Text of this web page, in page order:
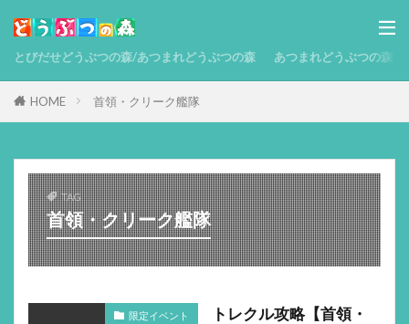
とびだせどうぶつの森/あつまれどうぶつの森 あつまれどうぶつの森
HOME 首領・クリーク艦隊
TAG
首領・クリーク艦隊
限定イベント
トレクル攻略【首領・